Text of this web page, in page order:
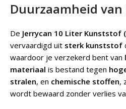
Duurzaamheid
De Jerrycan 10 Liter Kunststof
vervaardigd uit sterk kunststof
waardoor je verzekerd bent van
materiaal is bestand tegen
stralen, en chemische stoffen,
wordt bewaard zonder verlies